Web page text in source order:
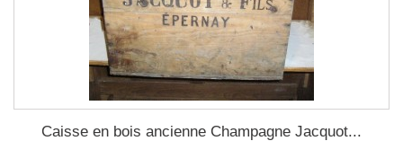
Caisse en bois ancienne Champagne Jacquot...